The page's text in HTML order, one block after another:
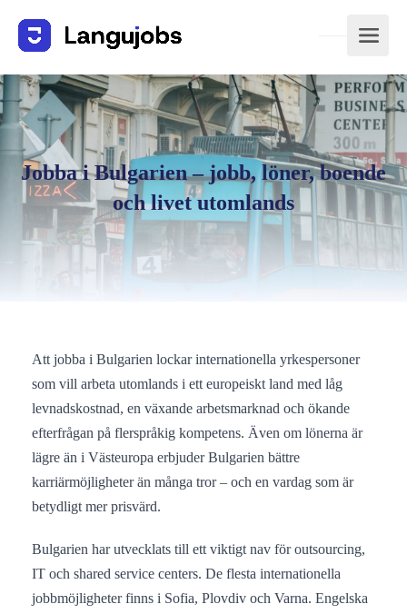
Jobba i Bulgarien – jobb, löner, boende
och livet utomlands
Att jobba i Bulgarien lockar internationella yrkespersoner
som vill arbeta utomlands i ett europeiskt land med låg
levnadskostnad, en växande arbetsmarknad och ökande
efterfrågan på flerspråkig kompetens. Även om lönerna är
lägre än i Västeuropa erbjuder Bulgarien bättre
karriärmöjligheter än många tror – och en vardag som är
betydligt mer prisvärd.
Bulgarien har utvecklats till ett viktigt nav för outsourcing,
IT och shared service centers. De flesta internationella
jobbmöjligheter finns i Sofia, Plovdiv och Varna. Engelska